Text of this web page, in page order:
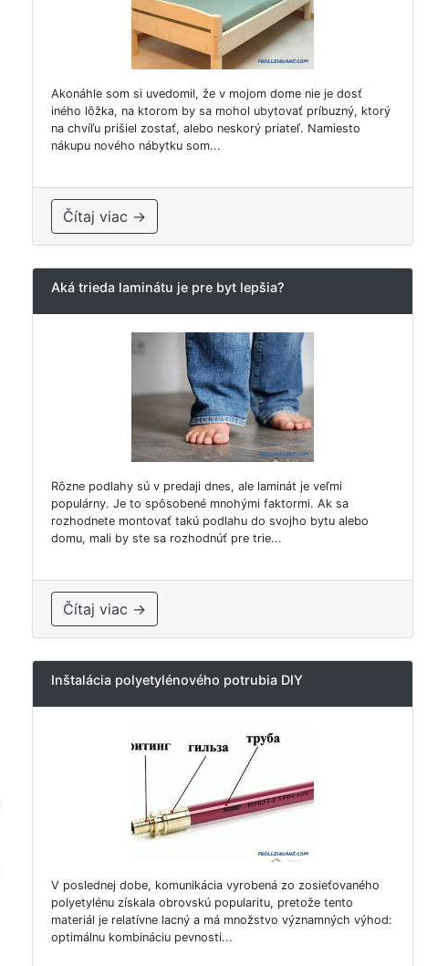
Akonáhle som si uvedomil, že v mojom dome nie je dosť
iného lôžka, na ktorom by sa mohol ubytovať príbuzný, ktorý
na chvíľu prišiel zostať, alebo neskorý priateľ. Namiesto
nákupu nového nábytku som...
Čítaj viac →
Aká trieda laminátu je pre byt lepšia?
Rôzne podlahy sú v predaji dnes, ale laminát je veľmi
populárny. Je to spôsobené mnohými faktormi. Ak sa
rozhodnete montovať takú podlahu do svojho bytu alebo
domu, mali by ste sa rozhodnúť pre trie...
Čítaj viac →
Inštalácia polyetylénového potrubia DIY
V poslednej dobe, komunikácia vyrobená zo zosieťovaného
polyetylénu získala obrovskú popularitu, pretože tento
materiál je relatívne lacný a má množstvo významných výhod:
optimálnu kombináciu pevnosti...